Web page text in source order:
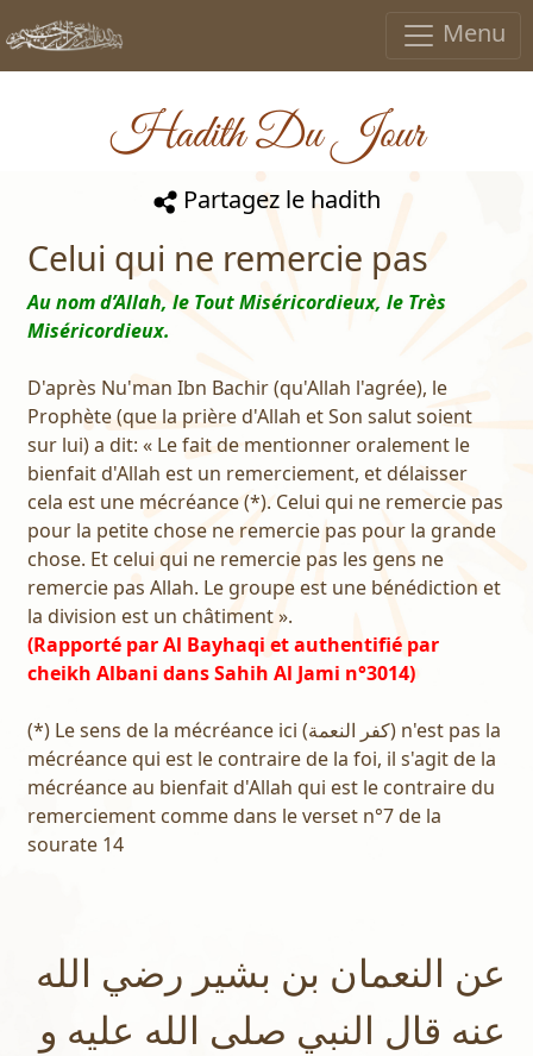
Menu
Hadith Du Jour
Partagez le hadith
Celui qui ne remercie pas
Au nom d’Allah, le Tout Miséricordieux, le Très
Miséricordieux.
D'après Nu'man Ibn Bachir (qu'Allah l'agrée), le
Prophète (que la prière d'Allah et Son salut soient
sur lui) a dit: « Le fait de mentionner oralement le
bienfait d'Allah est un remerciement, et délaisser
cela est une mécréance (*). Celui qui ne remercie pas
pour la petite chose ne remercie pas pour la grande
chose. Et celui qui ne remercie pas les gens ne
remercie pas Allah. Le groupe est une bénédiction et
la division est un châtiment ».
(Rapporté par Al Bayhaqi et authentifié par
cheikh Albani dans Sahih Al Jami n°3014)
(*) Le sens de la mécréance ici (كفر النعمة) n'est pas la
mécréance qui est le contraire de la foi, il s'agit de la
mécréance au bienfait d'Allah qui est le contraire du
remerciement comme dans le verset n°7 de la
sourate 14
عن النعمان بن بشير رضي الله
عنه قال النبي صلى الله عليه و